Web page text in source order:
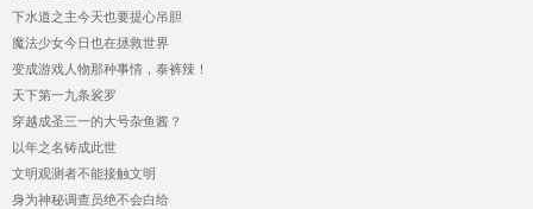
下水道之主今天也要提心吊胆
魔法少女今日也在拯救世界
变成游戏人物那种事情，泰裤辣！
天下第一九条裟罗
穿越成圣三一的大号杂鱼酱？
以年之名铸成此世
文明观测者不能接触文明
身为神秘调查员绝不会白给